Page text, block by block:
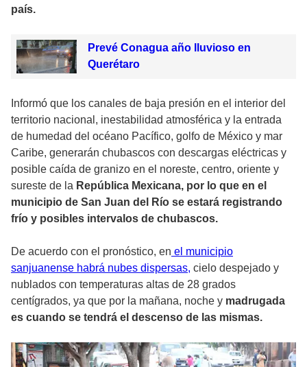
país.
Prevé Conagua año lluvioso en
Querétaro
Informó que los canales de baja presión en el interior del
territorio nacional, inestabilidad atmosférica y la entrada
de humedad del océano Pacífico, golfo de México y mar
Caribe, generarán chubascos con descargas eléctricas y
posible caída de granizo en el noreste, centro, oriente y
sureste de la República Mexicana, por lo que en el
municipio de San Juan del Río se estará registrando
frío y posibles intervalos de chubascos.
De acuerdo con el pronóstico, en el municipio
sanjuanense habrá nubes dispersas, cielo despejado y
nublados con temperaturas altas de 28 grados
centígrados, ya que por la mañana, noche y madrugada
es cuando se tendrá el descenso de las mismas.